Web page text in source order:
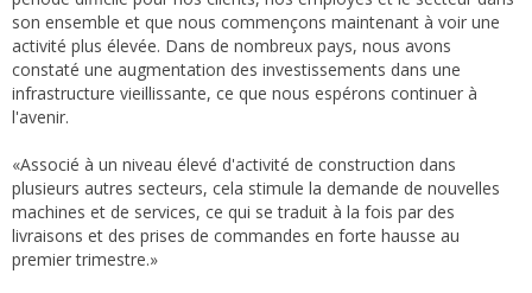
son ensemble et que nous commençons maintenant à voir une
activité plus élevée. Dans de nombreux pays, nous avons
constaté une augmentation des investissements dans une
infrastructure vieillissante, ce que nous espérons continuer à
l'avenir.
«Associé à un niveau élevé d'activité de construction dans
plusieurs autres secteurs, cela stimule la demande de nouvelles
machines et de services, ce qui se traduit à la fois par des
livraisons et des prises de commandes en forte hausse au
premier trimestre.»